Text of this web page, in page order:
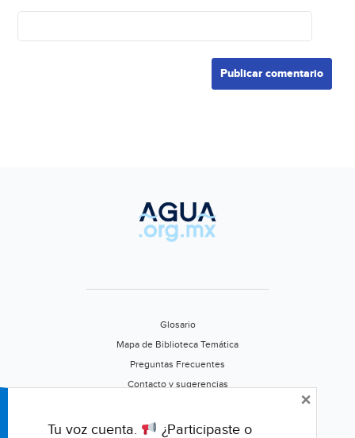
Glosario
Mapa de Biblioteca Temática
Preguntas Frecuentes
Contacto y sugerencias
Califica este portal
Tu voz cuenta. ¿Participaste o
×